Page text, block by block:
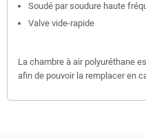
Soudé par soudure haute
Valve vide-rapide
La chambre à air polyuréthane
afin de pouvoir la remplacer en